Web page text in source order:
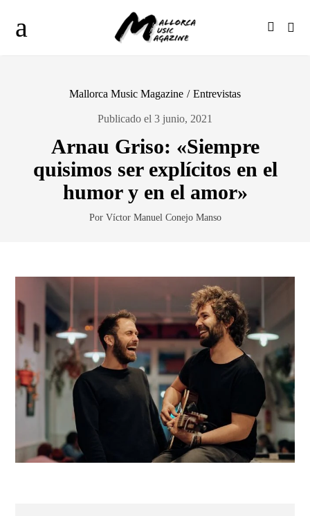
Mallorca Music Magazine / Entrevistas
Publicado el 3 junio, 2021
Arnau Griso: «Siempre
quisimos ser explícitos en el
humor y en el amor»
Por Víctor Manuel Conejo Manso